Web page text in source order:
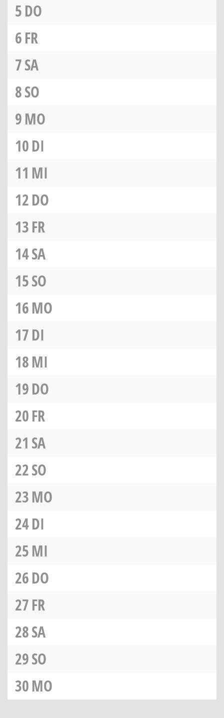
5DO
6FR
7SA
8SO
9MO
10DI
11 MI
12DO
13FR
14SA
15SO
16MO
17DI
18MI
19DO
20FR
21 SA
22SO
23MO
24DI
25MI
26DO
27FR
28SA
29SO
30MO